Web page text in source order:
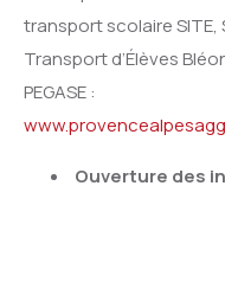
transport scolaire
Transport d’Élèves
PEGASE :
Ouverture des